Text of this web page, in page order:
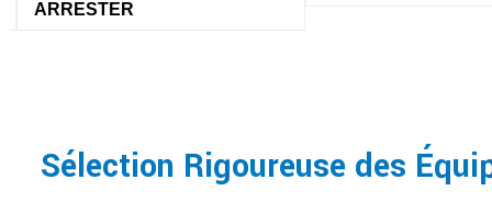
Sélection Rigoureuse des